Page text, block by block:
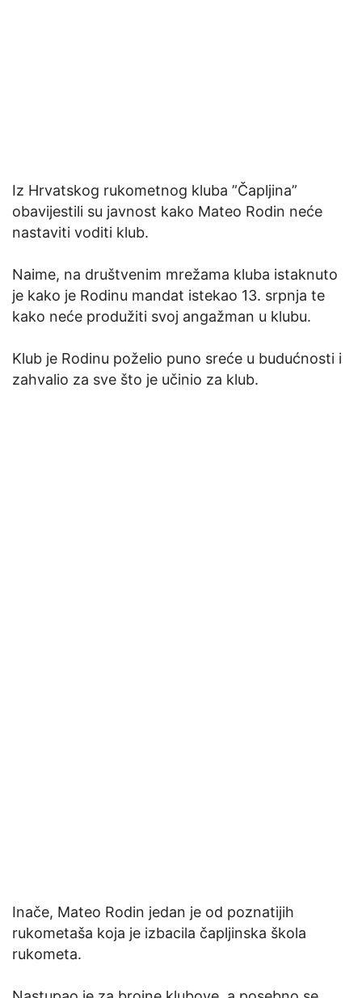
Iz Hrvatskog rukometnog kluba ”Čapljina”
obavijestili su javnost kako Mateo Rodin neće
nastaviti voditi klub.
Naime, na društvenim mrežama kluba istaknuto
je kako je Rodinu mandat istekao 13. srpnja te
kako neće produžiti svoj angažman u klubu.
Klub je Rodinu poželio puno sreće u budućnosti i
zahvalio za sve što je učinio za klub.
Inače, Mateo Rodin jedan je od poznatijih
rukometaša koja je izbacila čapljinska škola
rukometa.